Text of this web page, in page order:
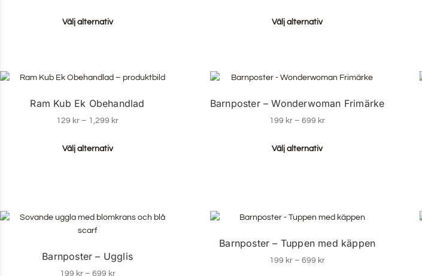
Välj alternativ Välj alternativ
Ram Kub Ek Obehandlad
129 kr – 1,299 kr
Välj alternativ
Barnposter – Wonderwoman Frimärke
199 kr – 699 kr
Välj alternativ
Barnposter – Ugglis
199 kr – 699 kr
Barnposter – Tuppen med käppen
199 kr – 699 kr